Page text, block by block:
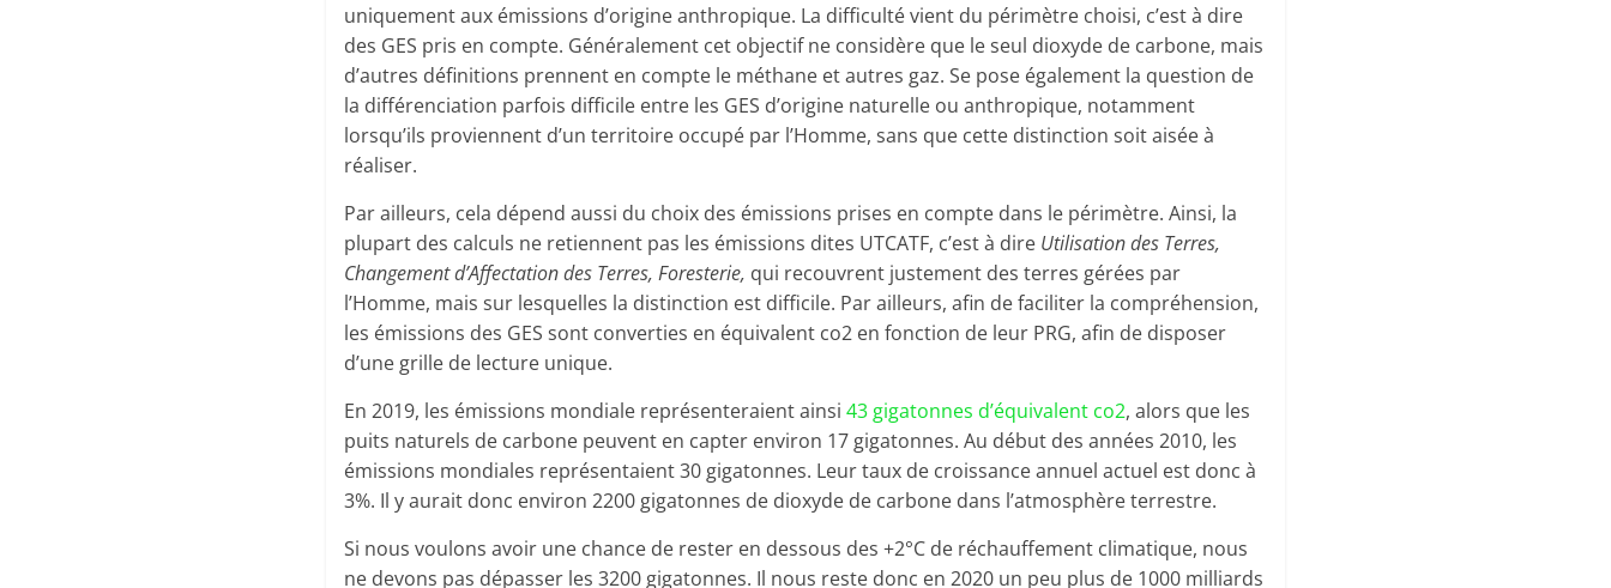
uniquement aux émissions d’origine anthropique. La difficulté vient du périmètre choisi, c’est à dire
des GES pris en compte. Généralement cet objectif ne considère que le seul dioxyde de carbone, mais
d’autres définitions prennent en compte le méthane et autres gaz. Se pose également la question de
la différenciation parfois difficile entre les GES d’origine naturelle ou anthropique, notamment
lorsqu’ils proviennent d’un territoire occupé par l’Homme, sans que cette distinction soit aisée à
réaliser.
Par ailleurs, cela dépend aussi du choix des émissions prises en compte dans le périmètre. Ainsi, la
plupart des calculs ne retiennent pas les émissions dites UTCATF, c’est à dire Utilisation des Terres,
Changement d’Affectation des Terres, Foresterie, qui recouvrent justement des terres gérées par
l’Homme, mais sur lesquelles la distinction est difficile. Par ailleurs, afin de faciliter la compréhension,
les émissions des GES sont converties en équivalent co2 en fonction de leur PRG, afin de disposer
d’une grille de lecture unique.
En 2019, les émissions mondiale représenteraient ainsi 43 gigatonnes d’équivalent co2, alors que les
puits naturels de carbone peuvent en capter environ 17 gigatonnes. Au début des années 2010, les
émissions mondiales représentaient 30 gigatonnes. Leur taux de croissance annuel actuel est donc à
3%. Il y aurait donc environ 2200 gigatonnes de dioxyde de carbone dans l’atmosphère terrestre.
Si nous voulons avoir une chance de rester en dessous des +2°C de réchauffement climatique, nous
ne devons pas dépasser les 3200 gigatonnes. Il nous reste donc en 2020 un peu plus de 1000 milliards